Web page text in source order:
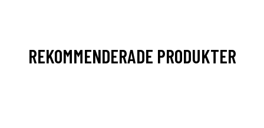
REKOMMENDERADE PRODUKTER